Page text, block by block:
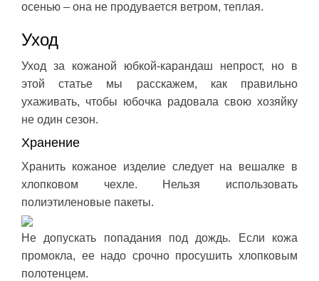
осенью – она не продувается ветром, теплая.
Уход
Уход за кожаной юбкой-карандаш непрост, но в
этой статье мы расскажем, как правильно
ухаживать, чтобы юбочка радовала свою хозяйку
не один сезон.
Хранение
Хранить кожаное изделие следует на вешалке в
хлопковом чехле. Нельзя использовать
полиэтиленовые пакеты.
Не допускать попадания под дождь. Если кожа
промокла, ее надо срочно просушить хлопковым
полотенцем.